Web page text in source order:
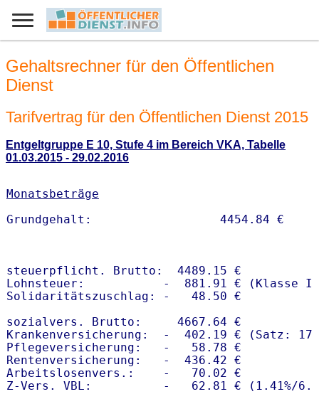
Gehaltsrechner für den Öffentlichen
Dienst
Tarifvertrag für den Öffentlichen Dienst 2015
Entgeltgruppe E 10, Stufe 4 im Bereich VKA, Tabelle
01.03.2015 - 29.02.2016
Monatsbeträge
steuerpflicht. Brutto:  4489.15 €
Lohnsteuer:           -  881.91 € (Klasse I)
Solidaritätszuschlag: -   48.50 €
sozialvers. Brutto:     4667.64 €
Krankenversicherung:  -  402.19 € (Satz:
Pflegeversicherung:   -   58.78 €
Rentenversicherung:   -  436.42 €
Arbeitslosenvers.:    -   70.02 €
Z-Vers. VBL:          -   62.81 € ( 1.41%/